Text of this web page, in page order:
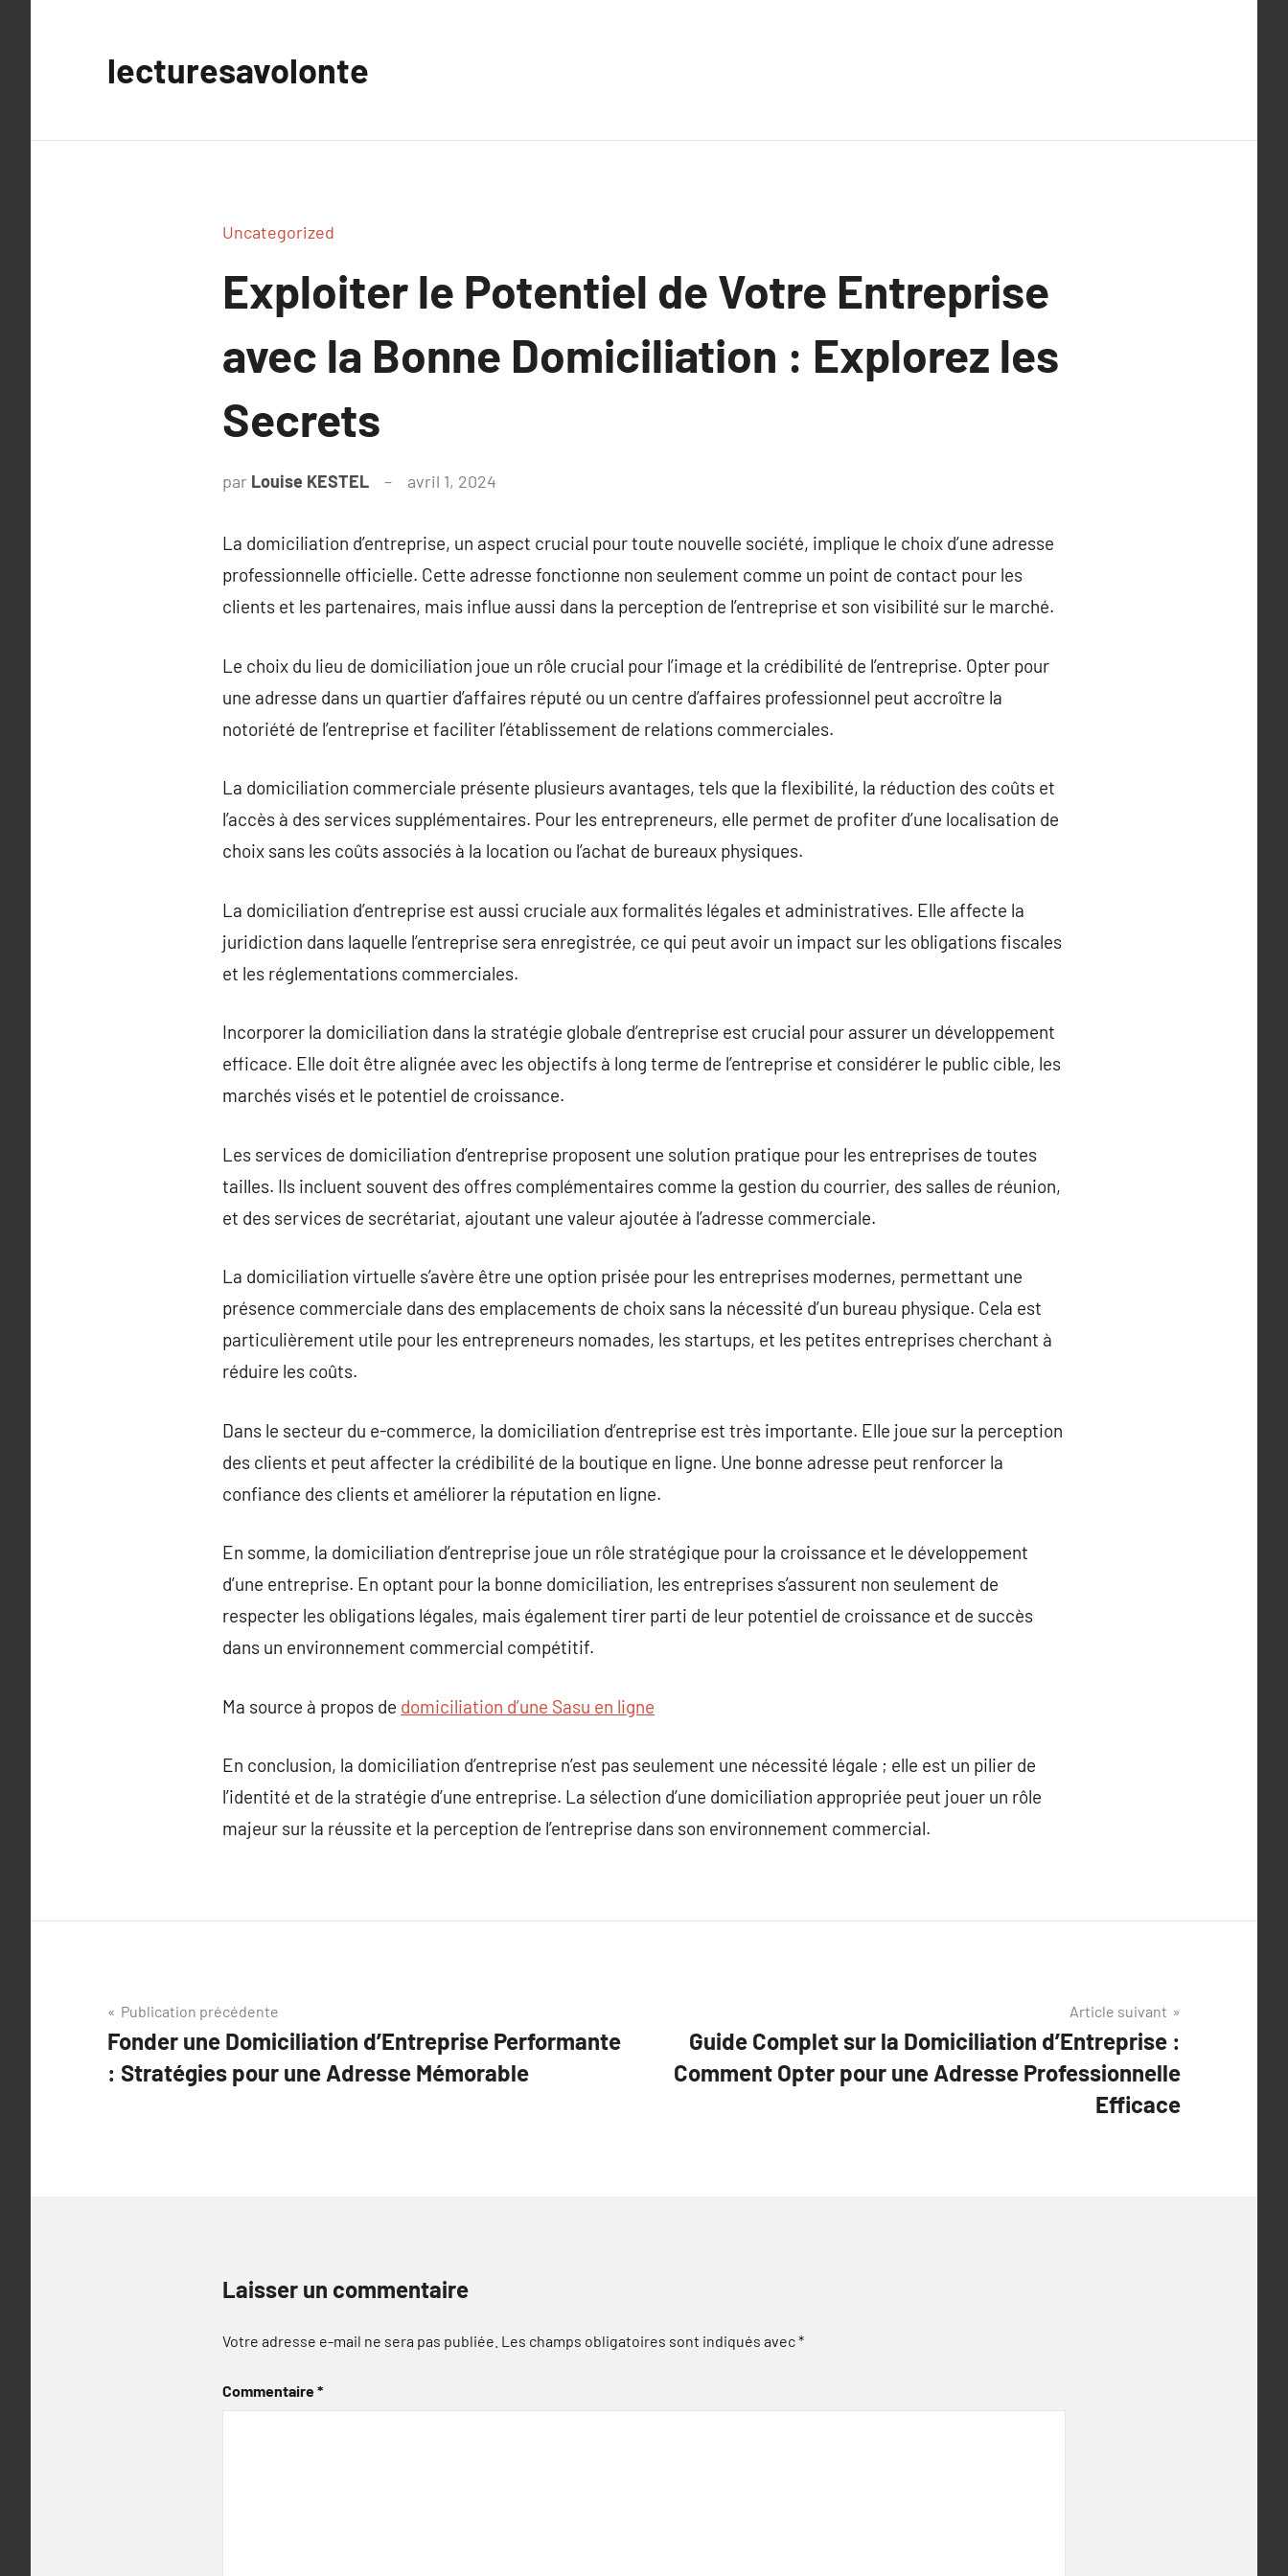
lecturesavolonte
Uncategorized
Exploiter le Potentiel de Votre Entreprise
avec la Bonne Domiciliation : Explorez les
Secrets
par Louise KESTEL avril 1, 2024
La domiciliation d’entreprise, un aspect crucial pour toute nouvelle société, implique le choix d’une adresse
professionnelle officielle. Cette adresse fonctionne non seulement comme un point de contact pour les
clients et les partenaires, mais influe aussi dans la perception de l’entreprise et son visibilité sur le marché.
Le choix du lieu de domiciliation joue un rôle crucial pour l’image et la crédibilité de l’entreprise. Opter pour
une adresse dans un quartier d’affaires réputé ou un centre d’affaires professionnel peut accroître la
notoriété de l’entreprise et faciliter l’établissement de relations commerciales.
La domiciliation commerciale présente plusieurs avantages, tels que la flexibilité, la réduction des coûts et
l’accès à des services supplémentaires. Pour les entrepreneurs, elle permet de profiter d’une localisation de
choix sans les coûts associés à la location ou l’achat de bureaux physiques.
La domiciliation d’entreprise est aussi cruciale aux formalités légales et administratives. Elle affecte la
juridiction dans laquelle l’entreprise sera enregistrée, ce qui peut avoir un impact sur les obligations fiscales
et les réglementations commerciales.
Incorporer la domiciliation dans la stratégie globale d’entreprise est crucial pour assurer un développement
efficace. Elle doit être alignée avec les objectifs à long terme de l’entreprise et considérer le public cible, les
marchés visés et le potentiel de croissance.
Les services de domiciliation d’entreprise proposent une solution pratique pour les entreprises de toutes
tailles. Ils incluent souvent des offres complémentaires comme la gestion du courrier, des salles de réunion,
et des services de secrétariat, ajoutant une valeur ajoutée à l’adresse commerciale.
La domiciliation virtuelle s’avère être une option prisée pour les entreprises modernes, permettant une
présence commerciale dans des emplacements de choix sans la nécessité d’un bureau physique. Cela est
particulièrement utile pour les entrepreneurs nomades, les startups, et les petites entreprises cherchant à
réduire les coûts.
Dans le secteur du e-commerce, la domiciliation d’entreprise est très importante. Elle joue sur la perception
des clients et peut affecter la crédibilité de la boutique en ligne. Une bonne adresse peut renforcer la
confiance des clients et améliorer la réputation en ligne.
En somme, la domiciliation d’entreprise joue un rôle stratégique pour la croissance et le développement
d’une entreprise. En optant pour la bonne domiciliation, les entreprises s’assurent non seulement de
respecter les obligations légales, mais également tirer parti de leur potentiel de croissance et de succès
dans un environnement commercial compétitif.
Ma source à propos de domiciliation d’une Sasu en ligne
En conclusion, la domiciliation d’entreprise n’est pas seulement une nécessité légale ; elle est un pilier de
l’identité et de la stratégie d’une entreprise. La sélection d’une domiciliation appropriée peut jouer un rôle
majeur sur la réussite et la perception de l’entreprise dans son environnement commercial.
Navigation
de
l’article
Publication précédente
Fonder une Domiciliation d’Entreprise Performante
: Stratégies pour une Adresse Mémorable
Article suivant
Guide Complet sur la Domiciliation d’Entreprise :
Comment Opter pour une Adresse Professionnelle
Efficace
Laisser un commentaire
Votre adresse e-mail ne sera pas publiée. Les champs obligatoires sont indiqués avec*
Commentaire*